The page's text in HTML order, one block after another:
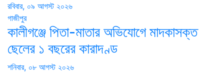
রবিবার, ০৯ আগস্ট ২০২৬
গাজীপুর
কালীগঞ্জে পিতা-মাতার অভিযোগে মাদকাসক্ত
ছেলের ১ বছরের কারাদণ্ড
শনিবার, ০৮ আগস্ট ২০২৬